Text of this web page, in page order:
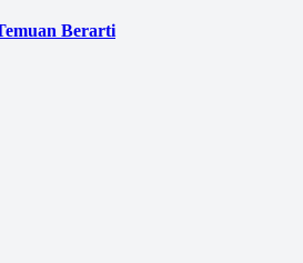
Berarti